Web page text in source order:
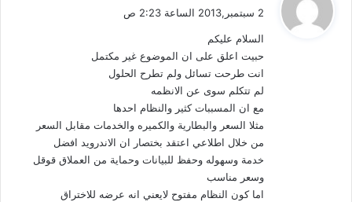
ل
2 سبتمبر,2013 الساعة 2:23 ص
السلام عليكم
حبيت اعلق على ان الموضوع غير مكتمل
انت طرحت تسائل ولم تطرح الحلول
لم تتكلم سوى عن الانظمه
مع ان المسببات كثير والنظام احدها
مثلا السعر والبطارية والكميره والخدمات مقابل السعر
من خلال اطلاعي اعتقد بختصار ان الاندرويد افضل
خدمة وسهوله وحفظ للبيانات وحماية من العملاق قوقل
وسعر مناسب
اما كون النظام مفتوح لايعني انه عرضه للاختراق